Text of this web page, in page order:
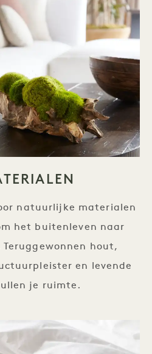
natuurlijke materialen
het buitenleven naar
hout,
en levende
je ruimte.